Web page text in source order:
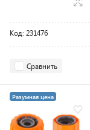
Код: 231476
Сравнить
Разумная цена